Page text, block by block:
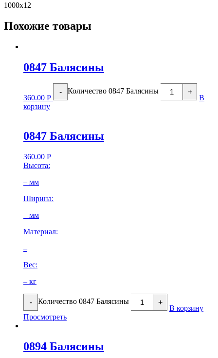
1000х12
Похожие товары
0847 Балясины
360.00 Р
- Количество 0847 Балясины +
В
корзину
0847 Балясины
360.00 Р
Высота:
– мм
Ширина:
– мм
Материал:
–
Вес:
– кг
- Количество 0847 Балясины +
В корзину
Просмотреть
0894 Балясины